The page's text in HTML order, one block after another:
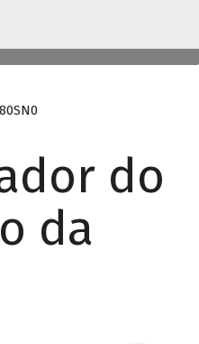
do
da